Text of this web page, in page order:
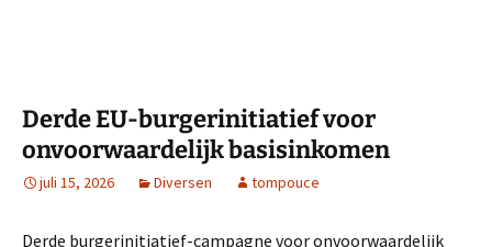
Derde EU-burgerinitiatief voor
onvoorwaardelijk basisinkomen
juli 15, 2026 Diversen tompouce
Derde burgerinitiatief-campagne voor onvoorwaardelijk